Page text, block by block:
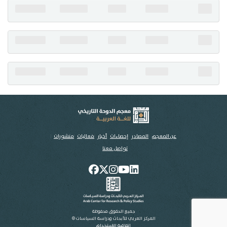
عن المعجم المصادر إحصاءات أخبار فعاليات منشورات
تواصل معنا
جميع الحقوق محفوظة
المركز العربي للأبحاث ودراسة السياسات ©